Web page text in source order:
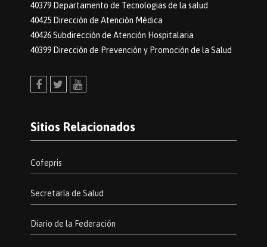
40379 Departamento de Tecnologias de la salud
40425 Dirección de Atención Médica
40426 Subdirección de Atención Hospitalaria
40399 Dirección de Prevención y Promoción de la Salud
Sitios Relacionados
Cofepris
Secretaría de Salud
Diario de la Federación